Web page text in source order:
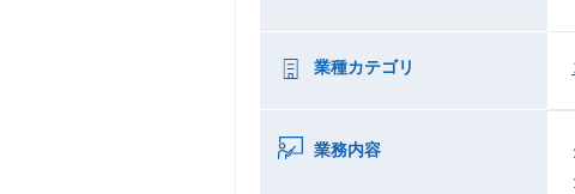
業種カテゴリ
業務内容